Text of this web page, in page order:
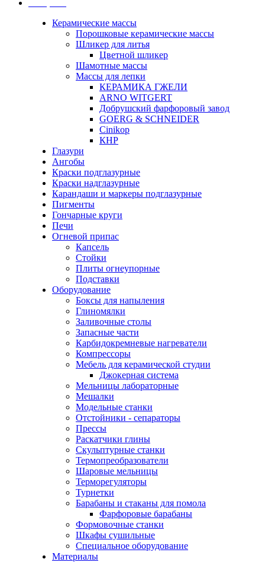
Керамические массы
Порошковые керамические массы
Шликер для литья
Цветной шликер
Шамотные массы
Массы для лепки
КЕРАМИКА ГЖЕЛИ
ARNO WITGERT
Добрушский фарфоровый завод
GOERG & SCHNEIDER
Cinikop
КНР
Глазури
Ангобы
Краски подглазурные
Краски надглазурные
Карандаши и маркеры подглазурные
Пигменты
Гончарные круги
Печи
Огневой припас
Капсель
Стойки
Плиты огнеупорные
Подставки
Оборудование
Боксы для напыления
Глиномялки
Заливочные столы
Запасные части
Карбидокремневые нагреватели
Компрессоры
Мебель для керамической студии
Джокерная система
Мельницы лабораторные
Мешалки
Модельные станки
Отстойники - сепараторы
Прессы
Раскатчики глины
Скульптурные станки
Термопреобразователи
Шаровые мельницы
Терморегуляторы
Турнетки
Барабаны и стаканы для помола
Фарфоровые барабаны
Формовочные станки
Шкафы сушильные
Специальное оборудование
Материалы